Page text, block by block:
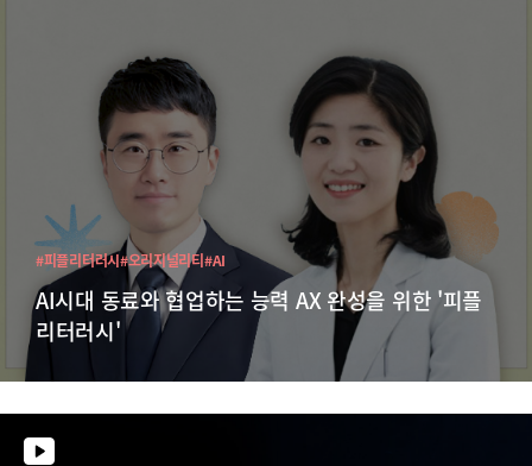
AI시대 동료와 협업하는 능력 AX 완성을 위한 '피플
리터러시'
#피플리터러시#오리지널리티#AI